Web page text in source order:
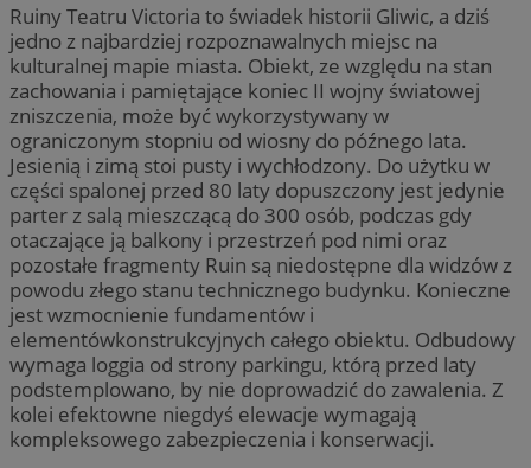
Ruiny Teatru Victoria to świadek historii Gliwic, a dziś
jedno z najbardziej rozpoznawalnych miejsc na
kulturalnej mapie miasta. Obiekt, ze względu na stan
zachowania i pamiętające koniec II wojny światowej
zniszczenia, może być wykorzystywany w
ograniczonym stopniu od wiosny do późnego lata.
Jesienią i zimą stoi pusty i wychłodzony. Do użytku w
części spalonej przed 80 laty dopuszczony jest jedynie
parter z salą mieszczącą do 300 osób, podczas gdy
otaczające ją balkony i przestrzeń pod nimi oraz
pozostałe fragmenty Ruin są niedostępne dla widzów z
powodu złego stanu technicznego budynku. Konieczne
jest wzmocnienie fundamentów i
elementówkonstrukcyjnych całego obiektu. Odbudowy
wymaga loggia od strony parkingu, którą przed laty
podstemplowano, by nie doprowadzić do zawalenia. Z
kolei efektowne niegdyś elewacje wymagają
kompleksowego zabezpieczenia i konserwacji.